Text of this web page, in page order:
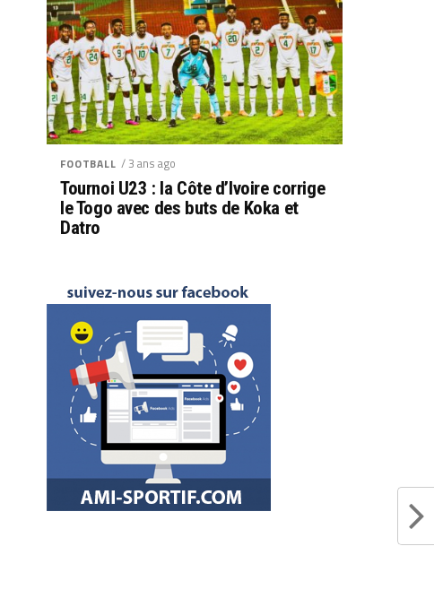
FOOTBALL / 3 ans ago
Tournoi U23 : la Côte d’Ivoire corrige
le Togo avec des buts de Koka et
Datro